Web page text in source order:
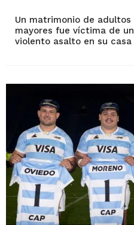
Un matrimonio de adultos
mayores fue víctima de un
violento asalto en su casa